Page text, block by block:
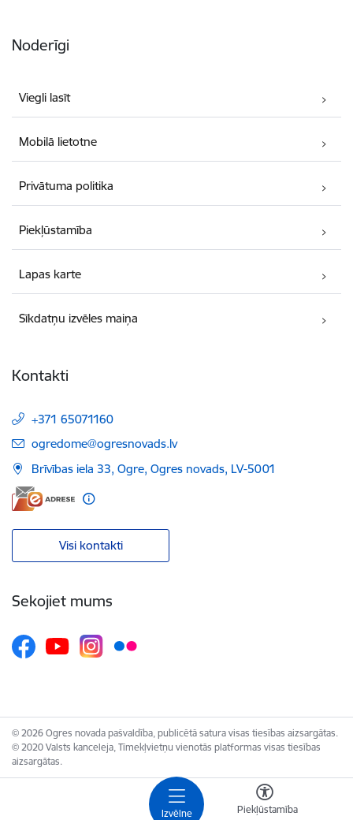
Izvēlne Piekļūstamība
Noderīgi
Viegli lasīt
Mobilā lietotne
Privātuma politika
Piekļūstamība
Lapas karte
Sīkdatņu izvēles maiņa
Kontakti
+371 65071160
E-pasts:
ogredome@ogresnovads.lv
Brīvības iela 33, Ogre, Ogres novads, LV-5001
Visi kontakti
Sekojiet mums
© 2026 Ogres novada pašvaldība, publicētā satura visas tiesības aizsargātas.
© 2020 Valsts kanceleja, Tīmekļvietņu vienotās platformas visas tiesības
aizsargātas.